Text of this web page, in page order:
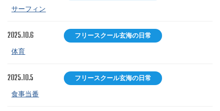
サーフィン
2025.10.6 フリースクール玄海の日常
体育
2025.10.5 フリースクール玄海の日常
食事当番